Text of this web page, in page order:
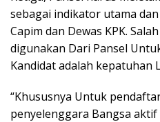
sebagai indikator utama
Capim dan Dewas KPK.
digunakan Dari Pansel
Kandidat adalah kepatuhan
“Khususnya Untuk
penyelenggara Bangsa